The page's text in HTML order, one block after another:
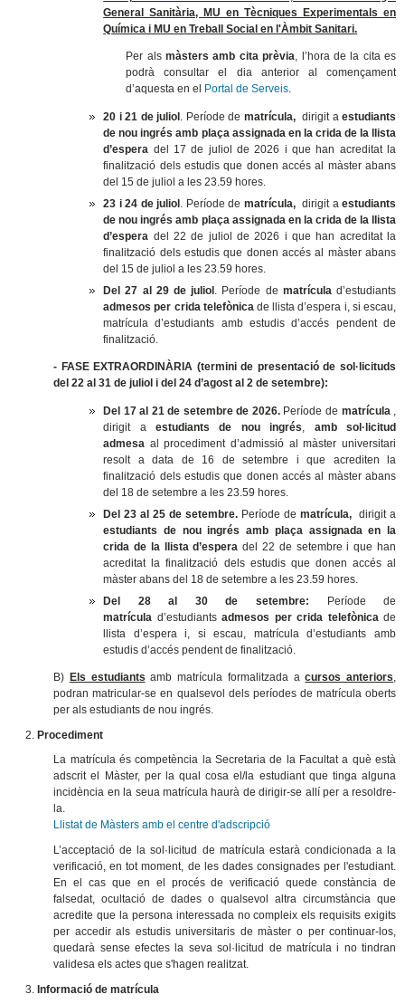
General Sanitària, MU en Tècniques Experimentals en
Química i MUen Treball Social en l'Àmbit Sanitari.
Per als màsters amb cita prèvia, l’hora de la cita es
podrà consultar el dia anterior al començament
d’aquesta en el Portal de Serveis.
20 i 21 de juliol . Període de matrícula, dirigit aestudiants
de nou ingrés amb plaça assignada en la crida de la llista
d’espera del 17 de juliol de 2026 i que han acreditat la
finalització dels estudis que donen accés al màsterabans
del 15 de juliol a les 23.59 hores.
23 i 24 de juliol . Període de matrícula, dirigit aestudiants
de nou ingrés amb plaça assignada en la crida de la llista
d’espera del 22 de juliol de 2026 i que han acreditat la
finalització dels estudis que donen accés al màsterabans
del 15 de juliol a les 23.59 hores.
Del 27 al 29 de juliol . Període de matrículad’estudiants
admesos per crida telefònica de llista d’espera i, si escau,
matrícula d’estudiants amb estudis d’accés pendent de
finalització.
- FASE EXTRAORDINÀRIA (termini de presentació de sol·licituds
del 22 al 31 de juliol i del 24 d’agost al 2 de setembre):
Del 17 al 21 de setembre de 2026.Període de matrícula
dirigit aestudiants de nou ingrés
amb sol·licitud
admesa al procediment d’admissió al màster universitari
resolt a data de 16 de setembre i que acrediten la
finalització dels estudis que donen accés al màsterabans
del 18 de setembre a les 23.59 hores.
Del 23 al 25 de setembre. Període dematrícula, dirigit a
estudiants de nou ingrés amb plaça assignada en la
crida de la llista d’esperadel 22 de setembre i que han
acreditat la finalització dels estudis que donen accés al
màsterabans del 18 de setembre a les 23.59 hores.
Del 28 al 30 de setembre: Període de
matrícula d’estudiantsadmesos per crida telefònicade
llista d’espera i, si escau, matrícula d’estudiants amb
estudis d’accés pendent de finalització.
B) Els estudiants amb matrícula formalitzada acursos anteriors
podran matricular-se en qualsevol dels períodes de matrícula oberts
per als estudiants de nou ingrés.
Procediment
La matrícula és competència la Secretaria de la Facultat a què està
adscrit el Màster, per la qual cosa el/la estudiant que tinga alguna
incidència en la seua matrícula haurà de dirigir-se allí per a resoldre-
la.
Llistat de Màsters amb el centre d'adscripció
L’acceptació de la sol·licitud de matrícula estarà condicionada a la
verificació, en tot moment, de les dades consignades per l'estudiant.
En el cas que en el procés de verificació quede constància de
falsedat, ocultació de dades o qualsevol altra circumstància que
acredite que la persona interessada no compleix els requisits exigits
per accedir als estudis universitaris de màster o per continuar-los,
quedarà sense efectes la seva sol·licitud de matrícula i no tindran
validesa els actes que s'hagen realitzat.
Informació de matrícula